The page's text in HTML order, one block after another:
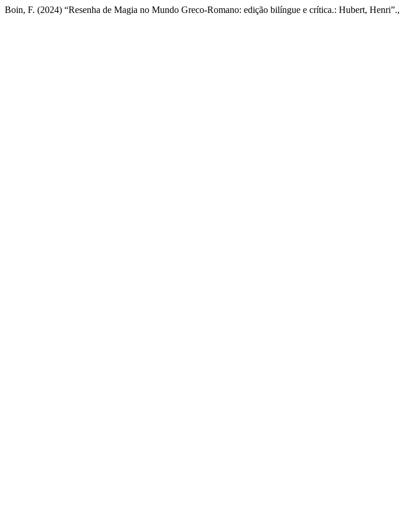
Boin, F. (2024) “Resenha de Magia no Mundo Greco-Romano: edição bilíngue e crítica.: Hubert, Henri”.,